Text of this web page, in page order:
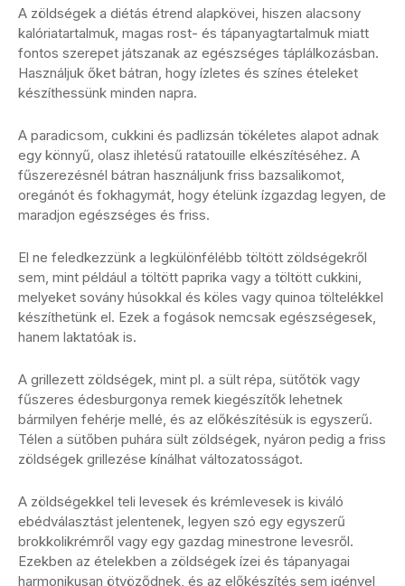
A zöldségek a diétás étrend alapkövei, hiszen alacsony
kalóriatartalmuk, magas rost- és tápanyagtartalmuk miatt
fontos szerepet játszanak az egészséges táplálkozásban.
Használjuk őket bátran, hogy ízletes és színes ételeket
készíthessünk minden napra.
A paradicsom, cukkini és padlizsán tökéletes alapot adnak
egy könnyű, olasz ihletésű ratatouille elkészítéséhez. A
fűszerezésnél bátran használjunk friss bazsalikomot,
oregánót és fokhagymát, hogy ételünk ízgazdag legyen, de
maradjon egészséges és friss.
El ne feledkezzünk a legkülönfélébb töltött zöldségekről
sem, mint például a töltött paprika vagy a töltött cukkini,
melyeket sovány húsokkal és köles vagy quinoa töltelékkel
készíthetünk el. Ezek a fogások nemcsak egészségesek,
hanem laktatóak is.
A grillezett zöldségek, mint pl. a sült répa, sütőtök vagy
fűszeres édesburgonya remek kiegészítők lehetnek
bármilyen fehérje mellé, és az előkészítésük is egyszerű.
Télen a sütőben puhára sült zöldségek, nyáron pedig a friss
zöldségek grillezése kínálhat változatosságot.
A zöldségekkel teli levesek és krémlevesek is kiváló
ebédválasztást jelentenek, legyen szó egy egyszerű
brokkolikrémről vagy egy gazdag minestrone levesről.
Ezekben az ételekben a zöldségek ízei és tápanyagai
harmonikusan ötvöződnek, és az előkészítés sem igényel